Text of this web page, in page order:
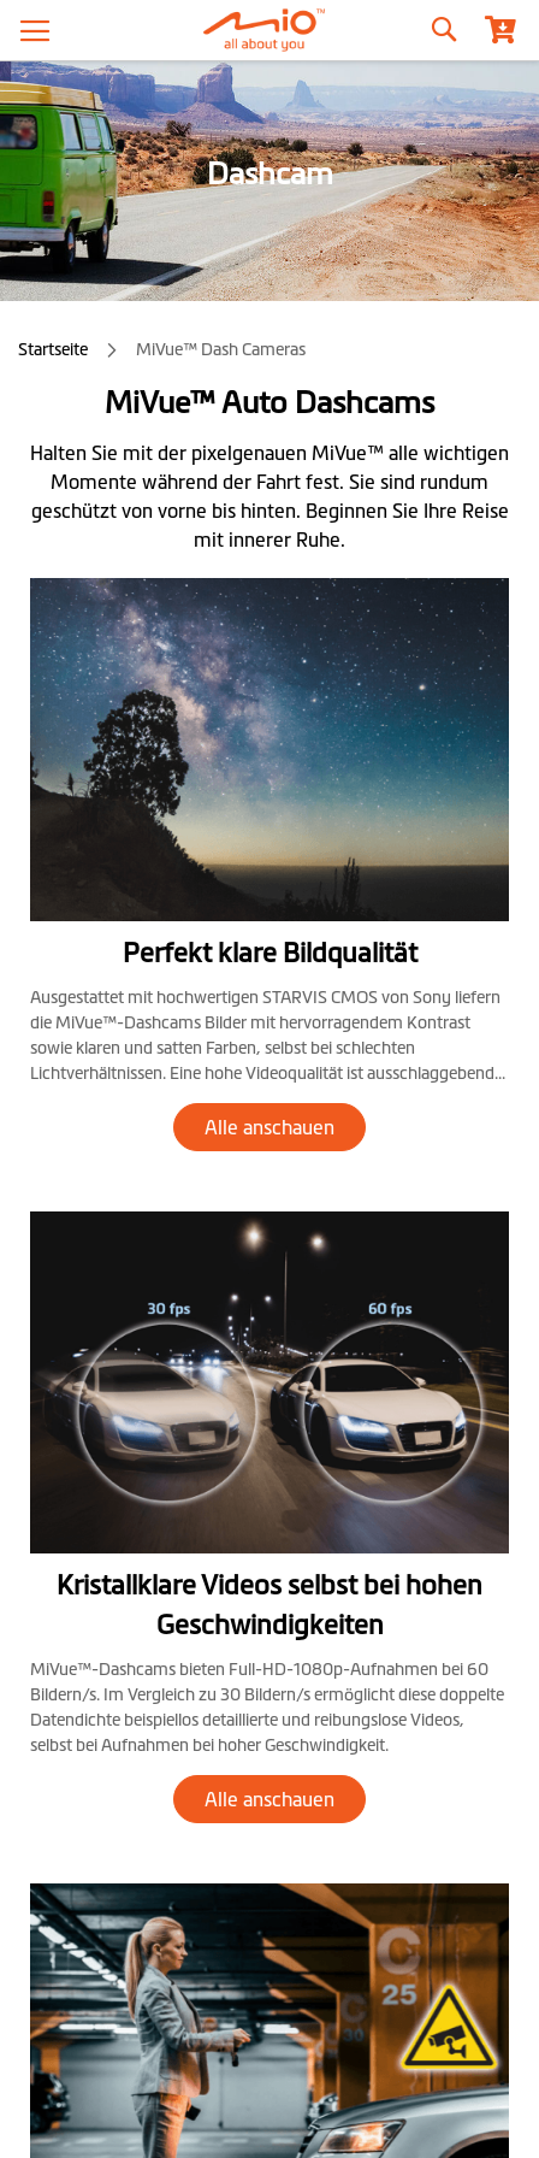
Suche
Dashcam
Startseite MiVue™ Dash Cameras
MiVue™ Auto Dashcams
Halten Sie mit der pixelgenauen MiVue™ alle wichtigen
Momente während der Fahrt fest. Sie sind rundum
geschützt von vorne bis hinten. Beginnen Sie Ihre Reise
mit innerer Ruhe.
Perfekt klare Bildqualität
Ausgestattet mit hochwertigen STARVIS CMOS von Sony liefern
die MiVue™-Dashcams Bilder mit hervorragendem Kontrast
sowie klaren und satten Farben, selbst bei schlechten
Lichtverhältnissen. Eine hohe Videoqualität ist ausschlaggebend,
Schadensfall melden möchten.Alle anschauen
Kristallklare Videos selbst bei hohen
Geschwindigkeiten
MiVue™-Dashcams bieten Full-HD-1080p-Aufnahmen bei 60
Bildern/s. Im Vergleich zu 30 Bildern/s ermöglicht diese doppelte
Datendichte beispiellos detaillierte und reibungslose Videos,
selbst bei Aufnahmen bei hoher Geschwindigkeit.
Alle anschauen